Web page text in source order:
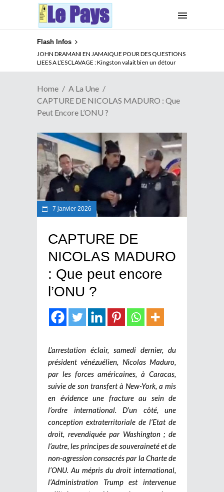
Flash Infos
JOHN DRAMANI EN JAMAIQUE POUR DES QUESTIONS
LIEES A L’ESCLAVAGE : Kingston valait bien un détour
ABSENCE PROLONGEE DE PAUL BIYA DU CAMEROUN :
Qui pilote le Cameroun ?
Home
A La Une
CAPTURE DE NICOLAS MADURO : Que
Peut Encore L’ONU ?
7 janvier 2026
CAPTURE DE
NICOLAS MADURO
: Que peut encore
l’ONU ?
L’arrestation éclair, samedi dernier, du
président vénézuélien, Nicolas Maduro,
par les forces américaines, à Caracas,
suivie de son transfert à New-York, a mis
en évidence une fracture au sein de
l’ordre international. D’un côté, une
conception extraterritoriale de l’Etat de
droit, revendiquée par Washington ; de
l’autre, les principes de souveraineté et de
non-agression consacrés par la Charte de
l’ONU. Au mépris du droit international,
l’Administration Trump est intervenue